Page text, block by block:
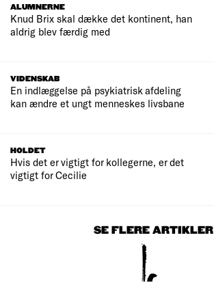
ALUMNERNE
Knud Brix skal dække det kontinent, han
aldrig blev færdig med
VIDENSKAB
En indlæggelse på psykiatrisk afdeling
kan ændre et ungt menneskes livsbane
HOLDET
Hvis det er vigtigt for kollegerne, er det
vigtigt for Cecilie
SE FLERE ARTIKLER